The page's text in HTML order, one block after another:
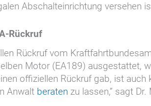
Abschalteinrichtung versehen
Rückruf
Rückruf vom
Motor (EA189) ausgestattet,
offiziellen Rückruf gab, ist
Anwalt beraten zu lassen,” sagt